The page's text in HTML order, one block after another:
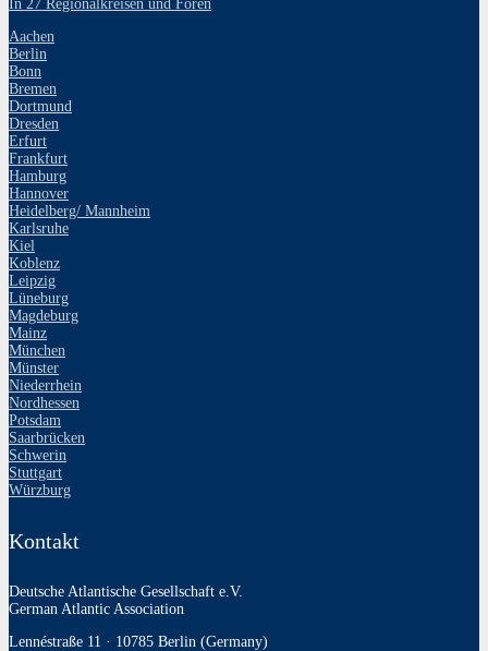
In 27 Regionalkreisen und Foren
Aachen
Berlin
Bonn
Bremen
Dortmund
Dresden
Erfurt
Frankfurt
Hamburg
Hannover
Heidelberg/ Mannheim
Karlsruhe
Kiel
Koblenz
Leipzig
Lüneburg
Magdeburg
Mainz
München
Münster
Niederrhein
Nordhessen
Potsdam
Saarbrücken
Schwerin
Stuttgart
Würzburg
Kontakt
Deutsche Atlantische Gesellschaft e.V.
German Atlantic Association
Lennéstraße 11 · 10785 Berlin (Germany)